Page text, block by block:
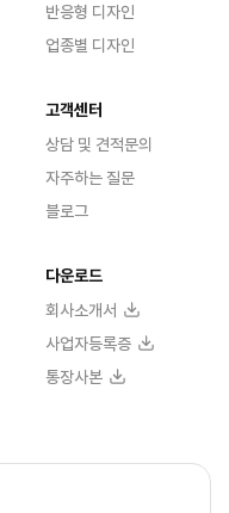
반응형 디자인
업종별 디자인
고객센터
상담 및 견적문의
자주하는 질문
블로그
다운로드
회사소개서
사업자등록증
통장사본